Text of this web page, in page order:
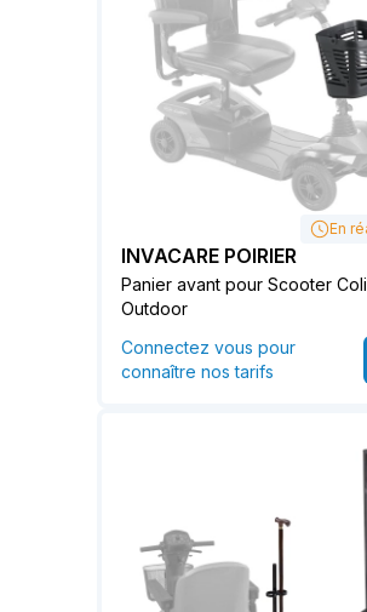
En
INVACARE POIRIER
Panier avant pour Scooter
Outdoor
Connectez vous pour
connaître nos tarifs